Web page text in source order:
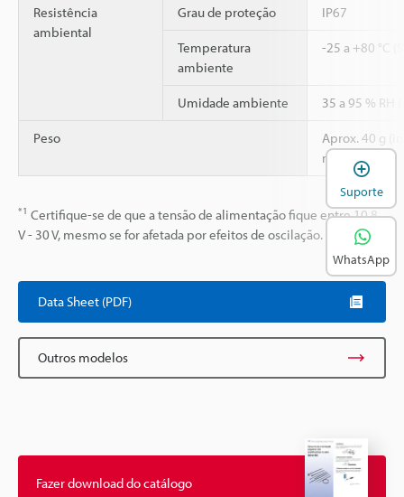
Resistência
ambiental
Grau de proteção IP67
Temperatura
ambiente
-25 a +80 °C
Umidade ambiente 35 a 95 % RH
Peso
Aprox. 40 g
m)
*1 Certifique-se de que a tensão de alimentação fique entre 10,8
V - 30 V, mesmo se for afetada por efeitos de oscilação.
Data Sheet (PDF)
Outros modelos
Fazer download do catálogo
Suporte
WhatsApp